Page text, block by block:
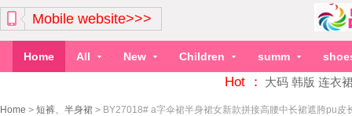
Mobile website>>>
Home All New Children summ
Hot ： 大码 韩版 连衣
Home > 短裤、半身裙 > BY27018# a字伞裙半身裙女新款拼接高腰中长裙遮胯pu皮